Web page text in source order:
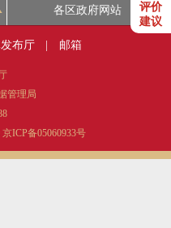
投资项目
评价
建议
各区政府网站
布厅 邮箱
管理局
京ICP备05060933号